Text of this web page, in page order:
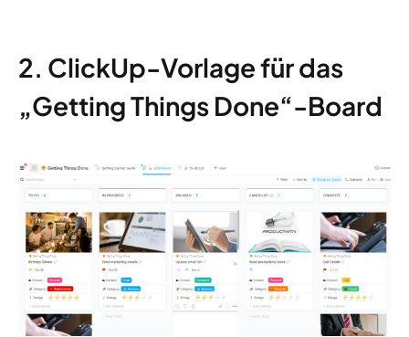
2. ClickUp-Vorlage für das
„Getting Things Done“-Board